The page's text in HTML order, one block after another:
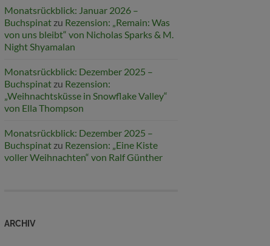
Monatsrückblick: Januar 2026 –
Buchspinat zu Rezension: „Remain: Was
von uns bleibt“ von Nicholas Sparks & M.
Night Shyamalan
Monatsrückblick: Dezember 2025 –
Buchspinat zu Rezension:
„Weihnachtsküsse in Snowflake Valley“
von Ella Thompson
Monatsrückblick: Dezember 2025 –
Buchspinat zu Rezension: „Eine Kiste
voller Weihnachten“ von Ralf Günther
ARCHIV